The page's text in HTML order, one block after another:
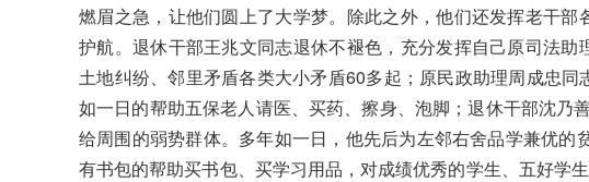
燃眉之急，让他们圆上了大学梦。除此之外，他们还发挥老干
护航。退休干部王兆文同志退休不褪色，充分发挥自己原司法
土地纠纷、邻里矛盾各类大小矛盾60多起；原民政助理周成忠
如一日的帮助五保老人请医、买药、擦身、泡脚；退休干部沈乃
给周围的弱势群体。多年如一日，他先后为左邻右舍品学兼优的
有书包的帮助买书包、买学习用品，对成绩优秀的学生、五好学